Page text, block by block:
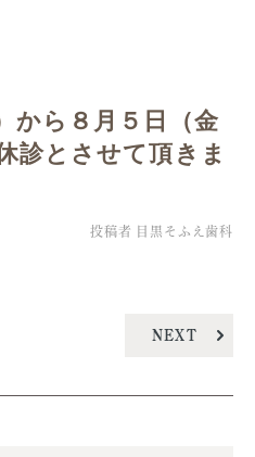
から８月５日（金
診とさせて頂きま
投稿者 目黒そふえ歯科
NEXT